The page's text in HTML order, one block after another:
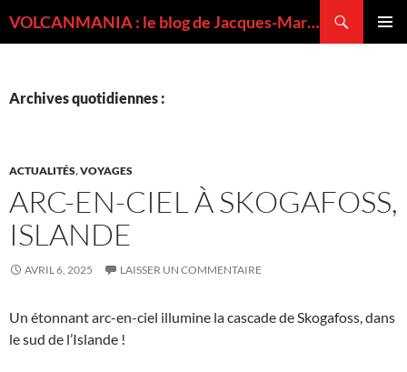
VOLCANMANIA : le blog de Jacques-Marie BARDINTZEFF, volcanologue
Archives quotidiennes :
ACTUALITÉS,VOYAGES
ARC-EN-CIEL À SKOGAFOSS,
ISLANDE
AVRIL 6, 2025 LAISSER UN COMMENTAIRE
Un étonnant arc-en-ciel illumine la cascade de Skogafoss, dans
le sud de l’Islande !